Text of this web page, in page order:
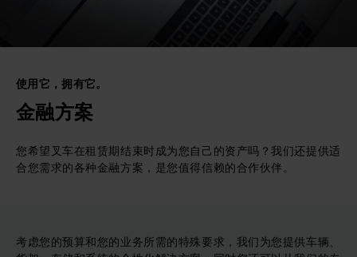
使用它，拥有它。
金融方案
您希望叉车在租赁期结束时成为您自己的资产吗？我们还提供适
合您需求的各种金融方案，是您值得信赖的合作伙伴。
考虑您的预算和您的业务所需的特殊要求，我们为您提供车辆、